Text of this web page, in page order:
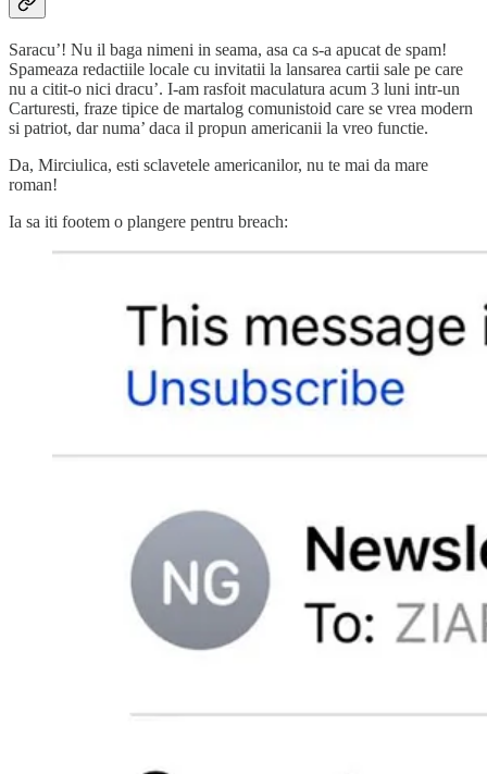
Saracu’! Nu il baga nimeni in seama, asa ca s-a apucat de spam!
Spameaza redactiile locale cu invitatii la lansarea cartii sale pe care
nu a citit-o nici dracu’. I-am rasfoit maculatura acum 3 luni intr-un
Carturesti, fraze tipice de martalog comunistoid care se vrea modern
si patriot, dar numa’ daca il propun americanii la vreo functie.
Da, Mirciulica, esti sclavetele americanilor, nu te mai da mare
roman!
Ia sa iti footem o plangere pentru breach: